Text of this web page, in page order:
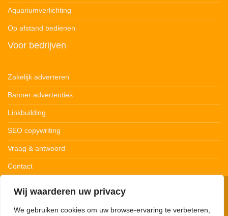
Wij waarderen uw privacy
We gebruiken cookies om uw browse-ervaring te verbeteren,
Aquariumverlichting
Op afstand bedienen
Voor bedrijven
Zakelijk adverteren
Banner advertenties
Linkbuilding
SEO copywriting
Vraag & antwoord
Contact
Privacybeleid Cookiebeleid Disclaimer